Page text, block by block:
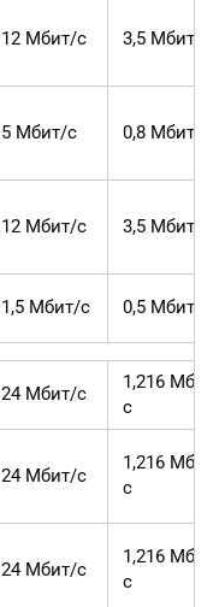
12 Мбит/с 3,5 Мбит/с
5 Мбит/с 0,8 Мбит/с
12 Мбит/с 3,5 Мбит/с
1,5 Мбит/с 0,5 Мбит/с
24 Мбит/с
1,216
с
24 Мбит/с
1,216
с
24 Мбит/с
1,216
с